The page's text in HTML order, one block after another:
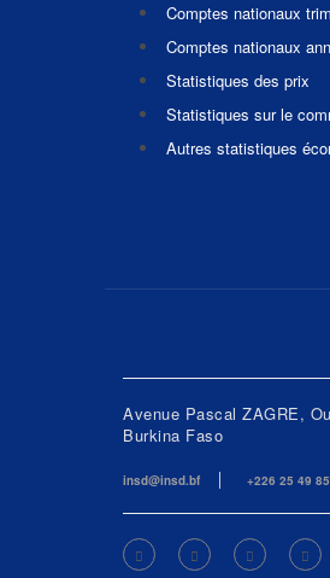
Comptes nationaux
Comptes nationaux
Statistiques des prix
Statistiques sur le
Autres statistiques
Avenue Pascal ZAGRE,
Burkina Faso
insd@insd.bf +226 25 49